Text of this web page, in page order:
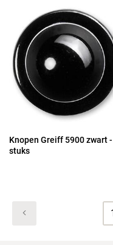
Knopen Greiff 5900 zwart
stuks
1